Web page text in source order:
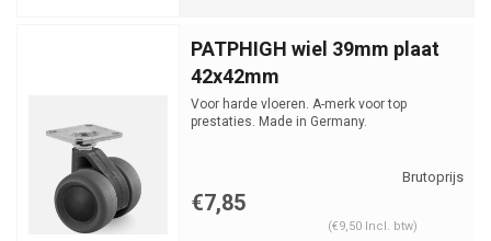
PATPHIGH wiel 39mm plaat
42x42mm
Voor harde vloeren. A-merk voor top
prestaties. Made in Germany.
€7,85
(€9,50 Incl. btw)